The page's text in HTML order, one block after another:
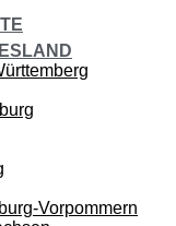
Vorpommern